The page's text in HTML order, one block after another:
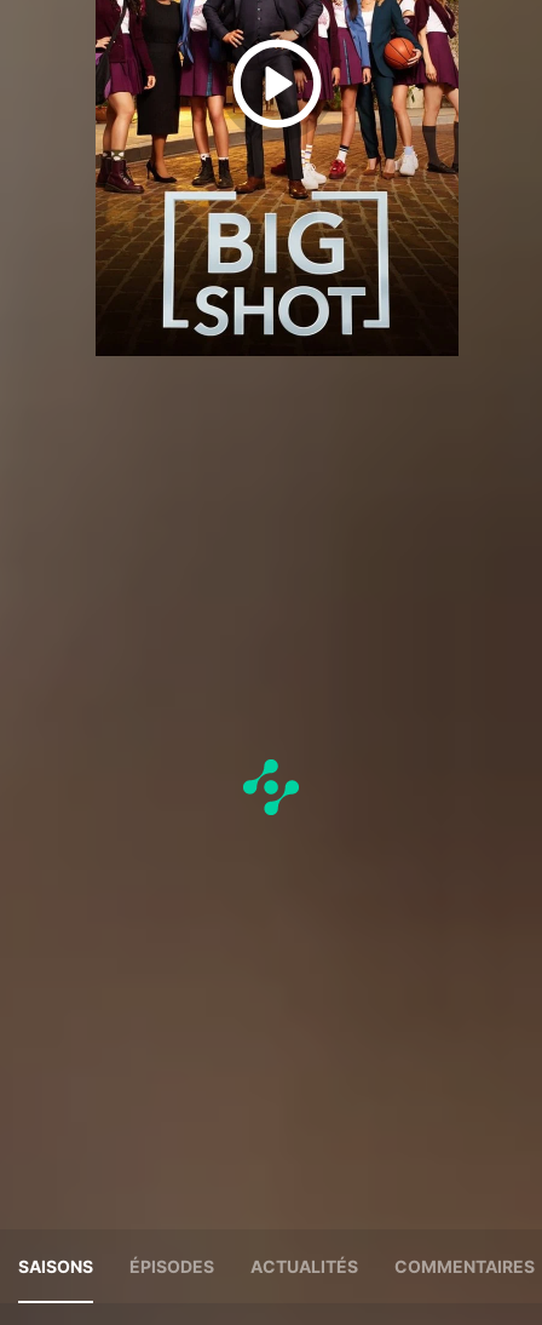
SAISONS ÉPISODES ACTUALITÉS COMMENTAIRES